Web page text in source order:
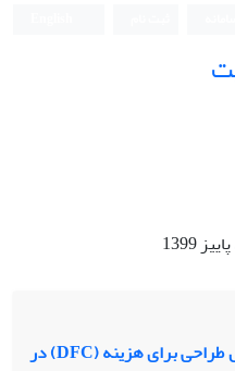
توسعه مدل طراحی محصول با روش طراحی برای هزینه (DFC) در